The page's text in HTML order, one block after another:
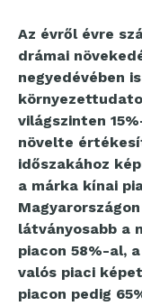
Az évről évre
drámai
negyedévében
világszinten
növelte
időszakához
a márka kínai
látványosabb a
piacon 58%-al,
valós piaci
piacon pedig